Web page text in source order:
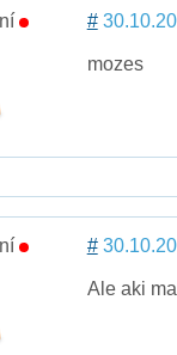
#
mozes
#
Ale aki